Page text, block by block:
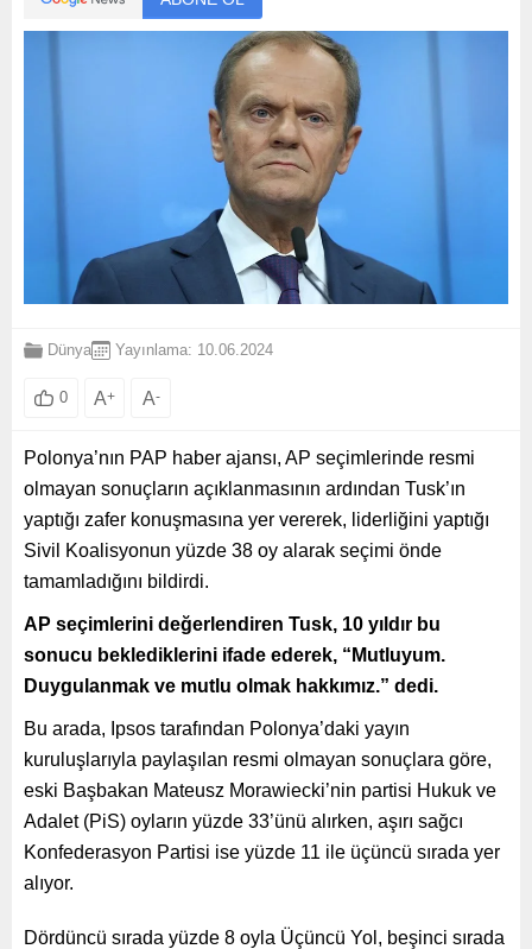
Dünya Yayınlama: 10.06.2024
0 A+ A-
Polonya’nın PAP haber ajansı, AP seçimlerinde resmi
olmayan sonuçların açıklanmasının ardından Tusk’ın
yaptığı zafer konuşmasına yer vererek, liderliğini yaptığı
Sivil Koalisyonun yüzde 38 oy alarak seçimi önde
tamamladığını bildirdi.
AP seçimlerini değerlendiren Tusk, 10 yıldır bu
sonucu beklediklerini ifade ederek, “Mutluyum.
Duygulanmak ve mutlu olmak hakkımız.” dedi.
Bu arada, Ipsos tarafından Polonya’daki yayın
kuruluşlarıyla paylaşılan resmi olmayan sonuçlara göre,
eski Başbakan Mateusz Morawiecki’nin partisi Hukuk ve
Adalet (PiS) oyların yüzde 33’ünü alırken, aşırı sağcı
Konfederasyon Partisi ise yüzde 11 ile üçüncü sırada yer
alıyor.
Dördüncü sırada yüzde 8 oyla Üçüncü Yol, beşinci sırada